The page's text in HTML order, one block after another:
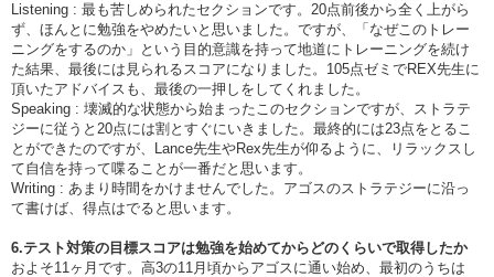
Listening : 最も苦しめられたセクションです。20点前後から全く上がら
ず、ほんとに勉強をやめたいと思いました。ですが、「なぜこのトレー
ニングをするのか」という目的意識を持って地道にトレーニングを続け
た結果、最後には見られるスコアになりました。105点ゼミでREX先生に
頂いたアドバイスも、最後の一押しをしてくれました。
Speaking : 壊滅的な状態から始まったこのセクションですが、ストラテ
ジーに従うと20点には割とすぐにいきました。最終的には23点をとるこ
とができたのですが、Lance先生やRex先生が仰るように、リラックスし
て自信を持って喋ることが一番だと思います。
Writing : あまり時間をかけませんでした。アゴスのストラテジーに沿っ
て書けば、得点はでると思います。
6.テスト対策の目標スコアは勉強を始めてからどのくらいで取得したか
およそ11ヶ月です。高3の11月頃からアゴスに通い始め、最初のうちは